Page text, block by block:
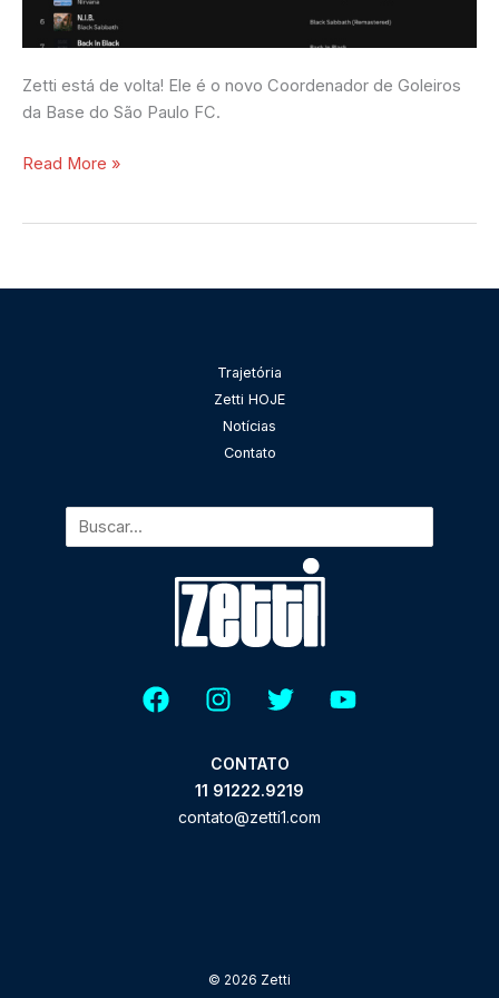
Zetti está de volta! Ele é o novo Coordenador de Goleiros
da Base do São Paulo FC.
Read More »
Trajetória
Zetti HOJE
Notícias
Contato
Pesquisar
CONTATO
11 91222.9219
contato@zetti1.com
© 2026 Zetti